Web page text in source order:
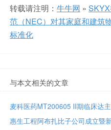
转载请注明： 牛牛网 »
范（NEC）对其家庭和建筑
标准化
与本文相关的文章
惠生工程阿布扎比子公司成立暨